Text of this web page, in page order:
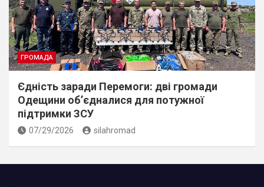
ГРОМАДА
Єдність заради Перемоги: дві громади
Одещини об’єдналися для потужної
підтримки ЗСУ
07/29/2026 silahromad